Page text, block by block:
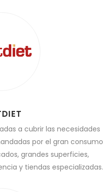
a cubrir las necesidades
por el gran consumo
grandes superficies,
y tiendas especializadas.